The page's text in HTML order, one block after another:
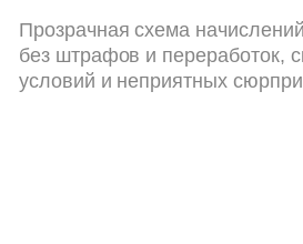
Прозрачная схема
без штрафов и переработок,
условий и неприятных